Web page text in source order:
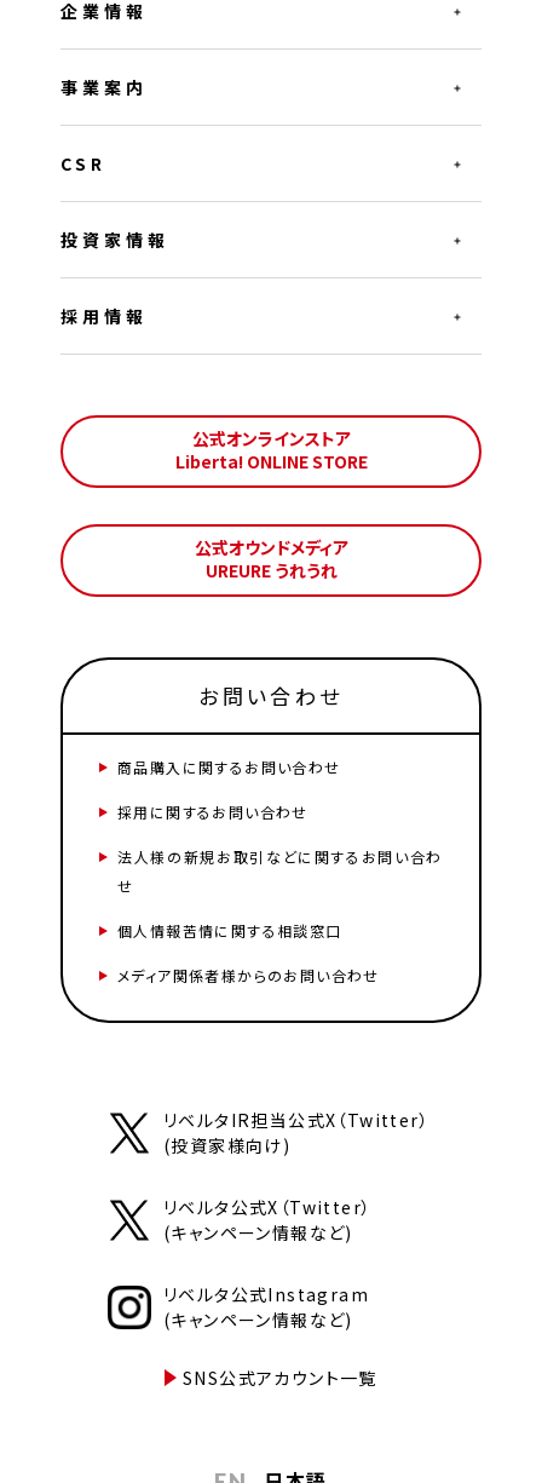
企業情報
事業案内
CSR
投資家情報
採用情報
公式オンラインストア
Liberta! ONLINE STORE
公式オウンドメディア
UREURE うれうれ
お問い合わせ
商品購入に関するお問い合わせ
採用に関するお問い合わせ
法人様の新規お取引などに関するお問い合わ
せ
個人情報苦情に関する相談窓口
メディア関係者様からのお問い合わせ
リベルタIR担当公式X（Twitter）
(投資家様向け)
リベルタ公式X（Twitter）
(キャンペーン情報など)
リベルタ公式Instagram
(キャンペーン情報など)
SNS公式アカウント一覧